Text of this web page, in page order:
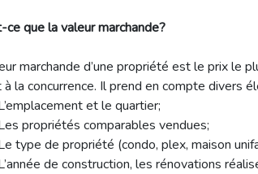
ce que la valeur marchande?
marchande d’une propriété est le prix le
la concurrence. Il prend en compte divers
et le quartier;
propriétés comparables vendues;
type de propriété (condo, plex, maison
de construction, les rénovations